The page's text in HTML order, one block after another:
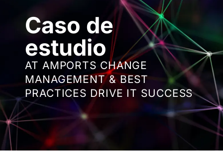
Caso de
estudio
AT AMPORTS CHANGE
MANAGEMENT & BEST
PRACTICES DRIVE IT SUCCESS